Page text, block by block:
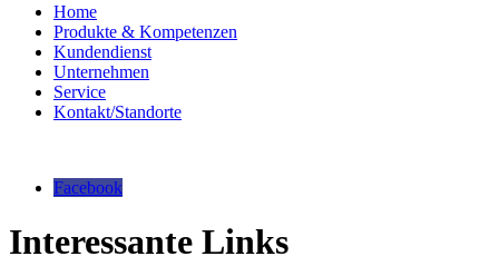
Home
Produkte & Kompetenzen
Kundendienst
Unternehmen
Service
Kontakt/Standorte
Facebook
Interessante Links